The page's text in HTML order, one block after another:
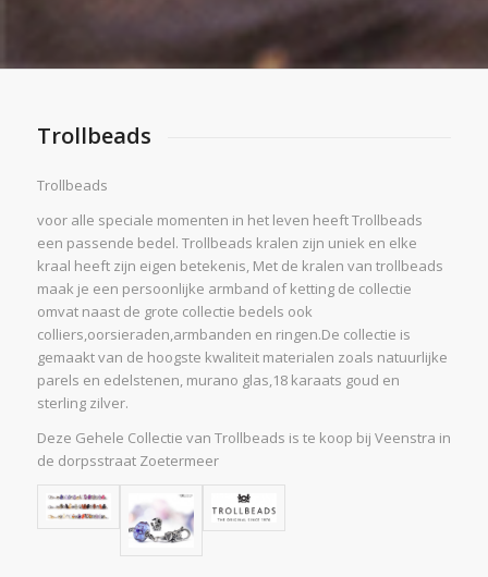
Trollbeads
Trollbeads
voor alle speciale momenten in het leven heeft Trollbeads
een passende bedel. Trollbeads kralen zijn uniek en elke
kraal heeft zijn eigen betekenis, Met de kralen van trollbeads
maak je een persoonlijke armband of ketting de collectie
omvat naast de grote collectie bedels ook
colliers,oorsieraden,armbanden en ringen.De collectie is
gemaakt van de hoogste kwaliteit materialen zoals natuurlijke
parels en edelstenen, murano glas,18 karaats goud en
sterling zilver.
Deze Gehele Collectie van Trollbeads is te koop bij Veenstra in
de dorpsstraat Zoetermeer